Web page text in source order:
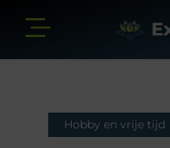
Hobby en vrije tijd